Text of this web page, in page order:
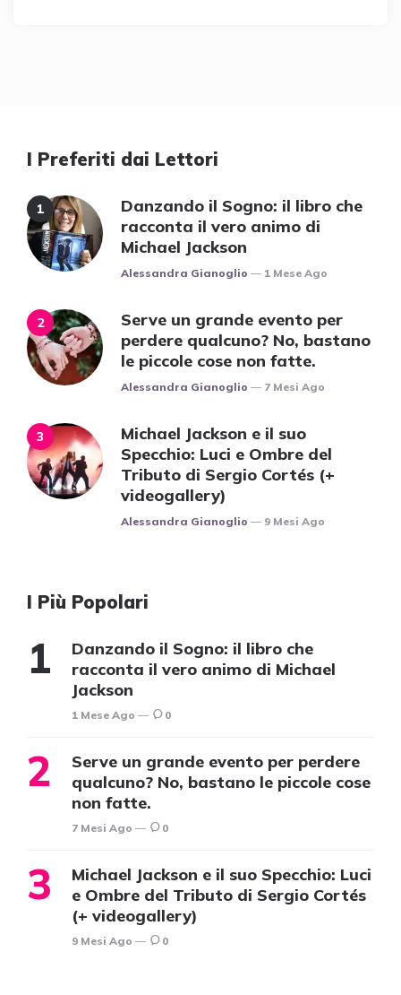
I Preferiti dai Lettori
Danzando il Sogno: il libro che
racconta il vero animo di
Michael Jackson
Posted
Alessandra Gianoglio 1 Mese Ago
Serve un grande evento per
perdere qualcuno? No, bastano
le piccole cose non fatte.
Posted
Alessandra Gianoglio 7 Mesi Ago
Michael Jackson e il suo
Specchio: Luci e Ombre del
Tributo di Sergio Cortés (+
videogallery)
Posted
Alessandra Gianoglio 9 Mesi Ago
I Più Popolari
Danzando il Sogno: il libro che
racconta il vero animo di Michael
Jackson
1 Mese Ago 0
Serve un grande evento per perdere
qualcuno? No, bastano le piccole cose
non fatte.
7 Mesi Ago 0
Michael Jackson e il suo Specchio: Luci
e Ombre del Tributo di Sergio Cortés
(+ videogallery)
9 Mesi Ago 0